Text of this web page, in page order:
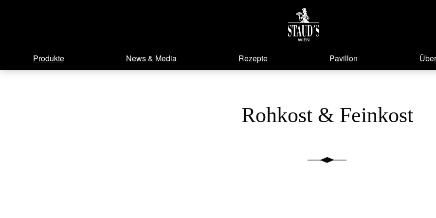
Produkte News & Media Rezepte Pavillon
Rohkost & Feinkost